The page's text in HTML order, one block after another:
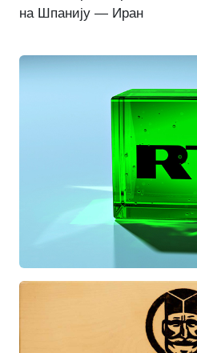
на Шпанију — Иран